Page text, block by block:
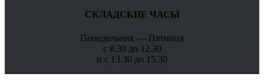
СКЛАДСКИЕ ЧАСЫ
Понедельник — Пятница
с 8.30 до 12.30
и с 13.30 до 15.30